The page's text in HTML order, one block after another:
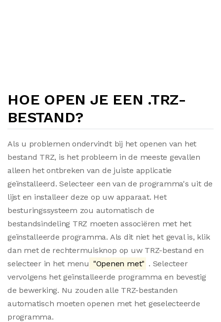
HOE OPEN JE EEN .TRZ-
BESTAND?
Als u problemen ondervindt bij het openen van het
bestand TRZ, is het probleem in de meeste gevallen
alleen het ontbreken van de juiste applicatie
geïnstalleerd. Selecteer een van de programma's uit de
lijst en installeer deze op uw apparaat. Het
besturingssysteem zou automatisch de
bestandsindeling TRZ moeten associëren met het
geïnstalleerde programma. Als dit niet het geval is, klik
dan met de rechtermuisknop op uw TRZ-bestand en
selecteer in het menu "Openen met" . Selecteer
vervolgens het geïnstalleerde programma en bevestig
de bewerking. Nu zouden alle TRZ-bestanden
automatisch moeten openen met het geselecteerde
programma.